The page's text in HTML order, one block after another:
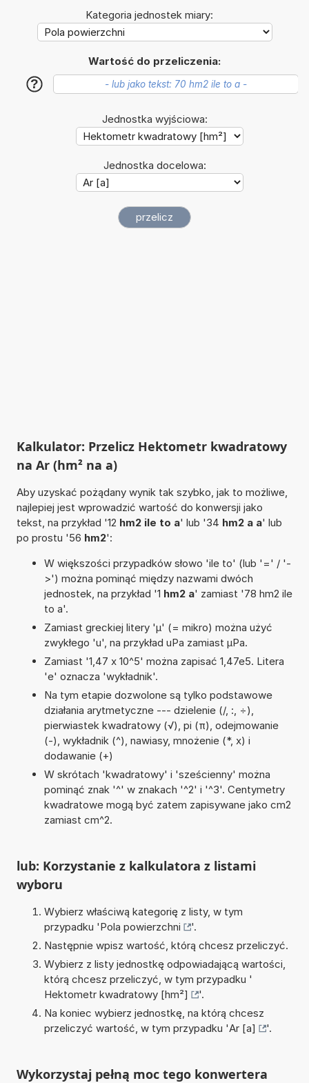
Kategoria jednostek miary:
Wartość do przeliczenia:
?
Jednostka wyjściowa:
Jednostka docelowa:
Kalkulator: Przelicz Hektometr kwadratowy
na Ar (hm² na a)
Aby uzyskać pożądany wynik tak szybko, jak to możliwe,
najlepiej jest wprowadzić wartość do konwersji jako
tekst, na przykład '12 hm2 ile to a' lub '34 hm2 a a' lub
po prostu '56 hm2':
W większości przypadków słowo 'ile to' (lub '=' / '-
>') można pominąć między nazwami dwóch
jednostek, na przykład '1 hm2 a' zamiast '78 hm2 ile
to a'.
Zamiast greckiej litery 'µ' (= mikro) można użyć
zwykłego 'u', na przykład uPa zamiast µPa.
Zamiast '1,47 x 10^5' można zapisać 1,47e5. Litera
'e' oznacza 'wykładnik'.
Na tym etapie dozwolone są tylko podstawowe
działania arytmetyczne --- dzielenie (/, :, ÷),
pierwiastek kwadratowy (√), pi (π), odejmowanie
(-), wykładnik (^), nawiasy, mnożenie (*, x) i
dodawanie (+)
W skrótach 'kwadratowy' i 'sześcienny' można
pominąć znak '^' w znakach '^2' i '^3'. Centymetry
kwadratowe mogą być zatem zapisywane jako cm2
zamiast cm^2.
lub: Korzystanie z kalkulatora z listami
wyboru
Wybierz właściwą kategorię z listy, w tym
przypadku 'Pola powierzchni
'.
Następnie wpisz wartość, którą chcesz przeliczyć.
Wybierz z listy jednostkę odpowiadającą wartości,
którą chcesz przeliczyć, w tym przypadku '
Hektometr kwadratowy [hm²]
'.
Na koniec wybierz jednostkę, na którą chcesz
przeliczyć wartość, w tym przypadku 'Ar [a] '.
Wykorzystaj pełną moc tego konwertera